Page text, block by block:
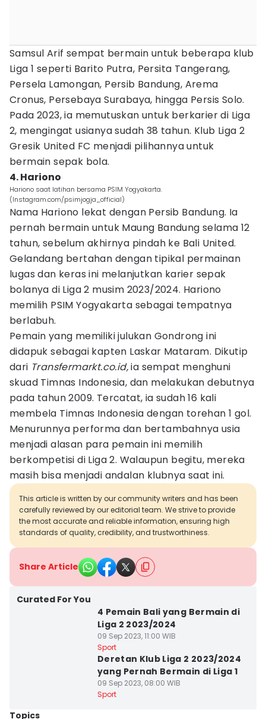
Samsul Arif sempat bermain untuk beberapa klub
Liga 1 seperti Barito Putra, Persita Tangerang,
Persela Lamongan, Persib Bandung, Arema
Cronus, Persebaya Surabaya, hingga Persis Solo.
Pada 2023, ia memutuskan untuk berkarier di Liga
2, mengingat usianya sudah 38 tahun. Klub Liga 2
Gresik United FC menjadi pilihannya untuk
bermain sepak bola.
4. Hariono
Hariono saat latihan bersama PSIM Yogyakarta.
(Instagram.com/psimjogja_official)
Nama Hariono lekat dengan Persib Bandung. Ia
pernah bermain untuk Maung Bandung selama 12
tahun, sebelum akhirnya pindah ke Bali United.
Gelandang bertahan dengan tipikal permainan
lugas dan keras ini melanjutkan karier sepak
bolanya di Liga 2 musim 2023/2024. Hariono
memilih PSIM Yogyakarta sebagai tempatnya
berlabuh.
Pemain yang memiliki julukan Gondrong ini
didapuk sebagai kapten Laskar Mataram. Dikutip
dari Transfermarkt.co.id,ia sempat menghuni
skuad Timnas Indonesia, dan melakukan debutnya
pada tahun 2009. Tercatat, ia sudah 16 kali
membela Timnas Indonesia dengan torehan 1 gol.
Menurunnya performa dan bertambahnya usia
menjadi alasan para pemain ini memilih
berkompetisi di Liga 2. Walaupun begitu, mereka
masih bisa menjadi andalan klubnya saat ini.
This article is written by our community writers and has been
carefully reviewed by our editorial team. We strive to provide
the most accurate and reliable information, ensuring high
standards of quality, credibility, and trustworthiness.
Share Article
Curated For You
4 Pemain Bali yang Bermain di
Liga 2 2023/2024
09 Sep 2023, 11:00 WIB
Sport
Deretan Klub Liga 2 2023/2024
yang Pernah Bermain di Liga 1
09 Sep 2023, 08:00 WIB
Sport
Topics